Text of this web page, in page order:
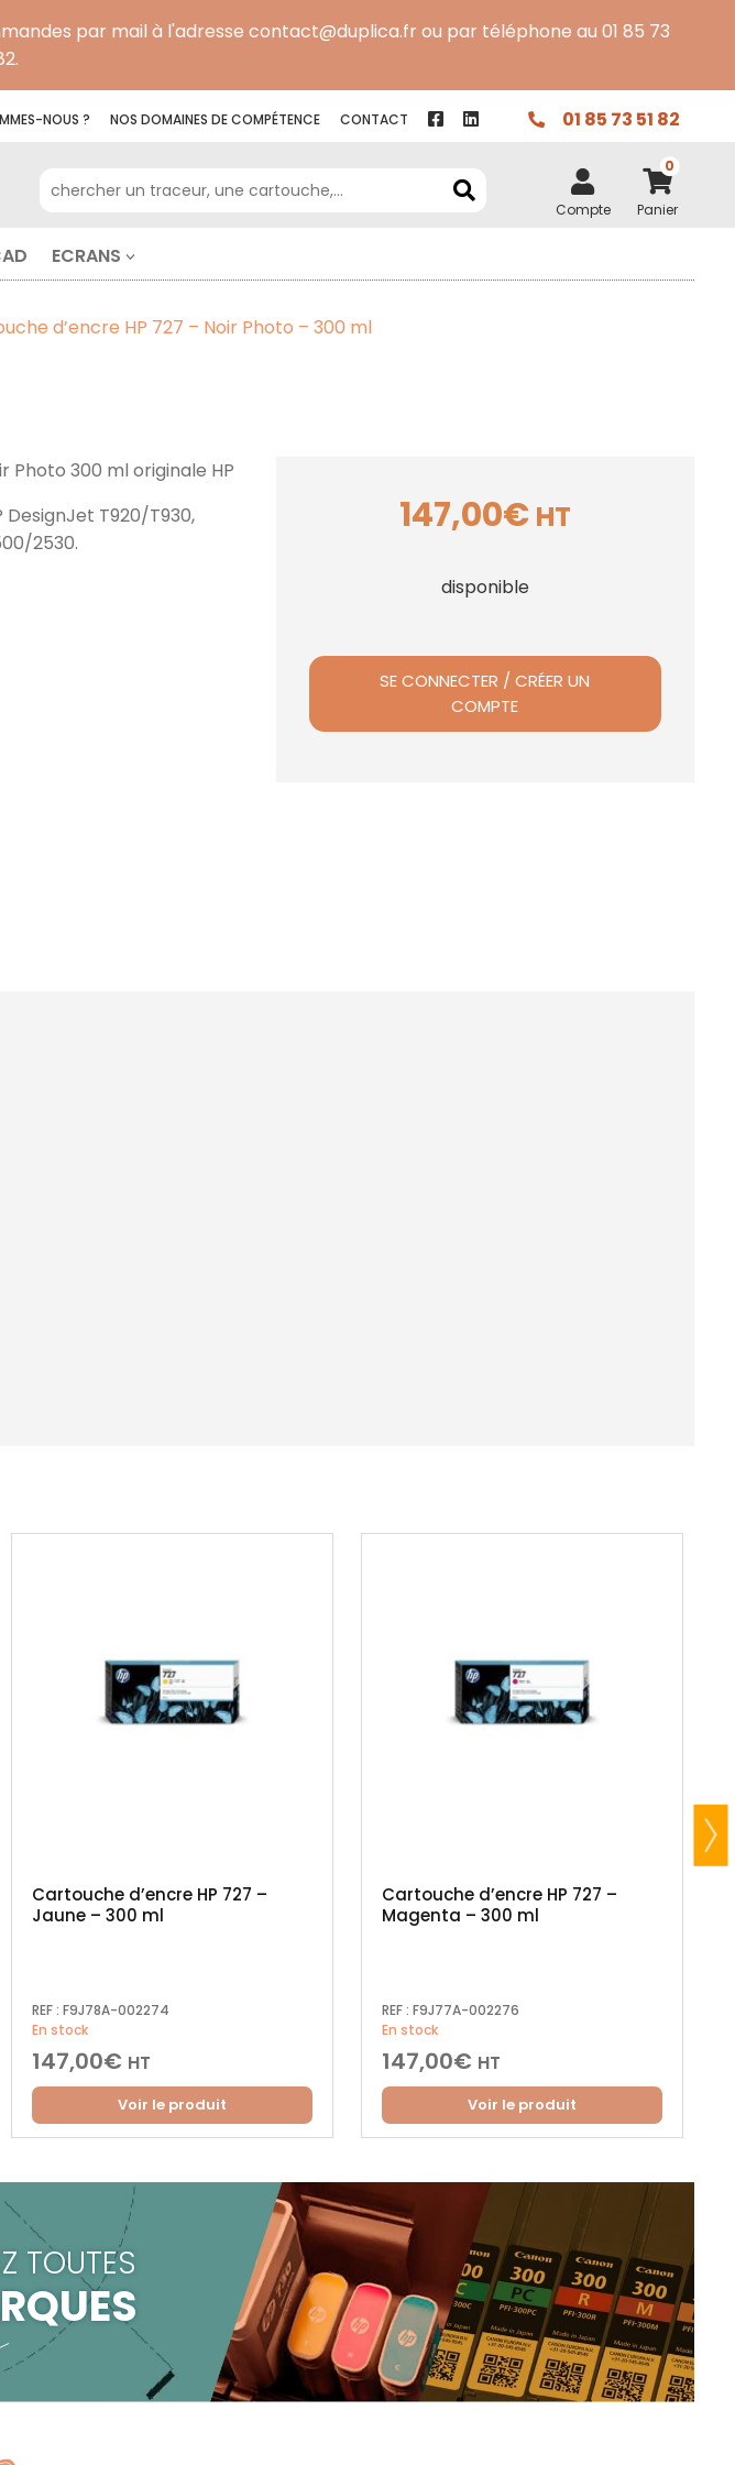
par mail à l'adresse contact@duplica.fr ou par téléphone au 01 85 73
NOUS ? NOS DOMAINES DECOMPÉTENCE CONTACT 01 85 73 51 82
Compte
Panier
0
ECRANS
d’encre HP 727 – Noir Photo – 300 ml
Photo 300 ml originale HP
T920/T930,
2530.
147,00€ HT
disponible
SE CONNECTER / CRÉER UN
COMPTE
Cartouche d’encre HP 727 –
Jaune – 300 ml
REF : F9J78A-002274
En stock
147,00€ HT
Voir le produit
Cartouche d’encre HP 727 –
Magenta – 300 ml
REF : F9J77A-002276
En stock
147,00€ HT
Voir le produit
TOUTES